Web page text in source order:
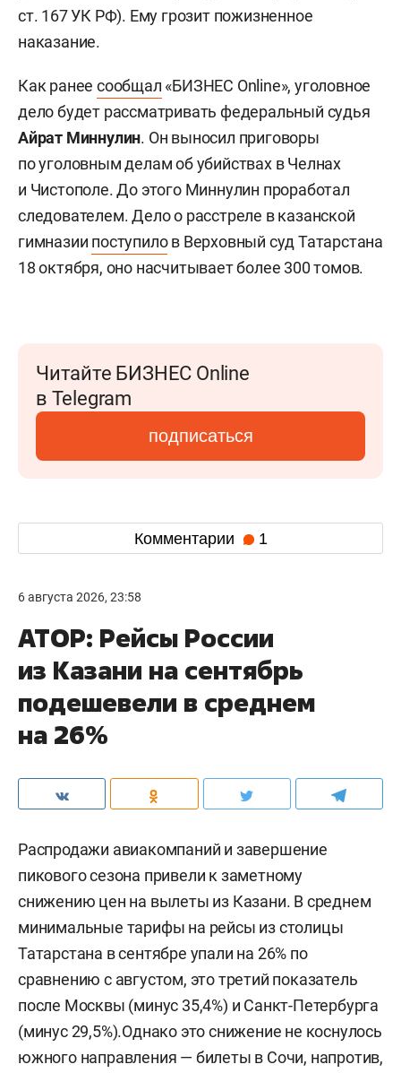
ст. 167 УК РФ). Ему грозит пожизненное
наказание.
Как ранеесообщал «БИЗНЕС Online», уголовное
дело будет рассматривать федеральный судья
Айрат Миннулин. Он выносил приговоры
по уголовным делам об убийствах в Челнах
и Чистополе. До этого Миннулин проработал
следователем. Дело о расстреле в казанской
гимназии поступилов Верховный суд Татарстана
18 октября, оно насчитывает более 300 томов.
Читайте БИЗНЕС Online
в Telegram
подписаться
Комментарии 1
6 августа 2026, 23:58
АТОР: Рейсы России
из Казани на сентябрь
подешевели в среднем
на 26%
Распродажи авиакомпаний и завершение
пикового сезона привели к заметному
снижению цен на вылеты из Казани. В среднем
минимальные тарифы на рейсы из столицы
Татарстана в сентябре упали на 26% по
сравнению с августом, это третий показатель
после Москвы (минус 35,4%) и Санкт-Петербурга
(минус 29,5%).Однако это снижение не коснулось
южного направления — билеты в Сочи, напротив,